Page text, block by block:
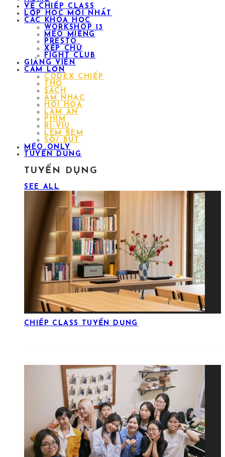
VỀ CHIẾP CLASS
LỚP HỌC MỚI NHẤT
CÁC KHÓA HỌC
WORKSHOP 13
MÉO MIỆNG
PRESTO
XẾP CHỮ
FIGHT CLUB
GIẢNG VIÊN
CÁM LỢN
CODEX CHIẾP
THƠ
SÁCH
ÂM NHẠC
HỘI HỌA
LÀM ĂN
PHIM
RÌ-VIU
LÈM BÈM
SỔ/ BÚT
MÉO ONLY
TUYỂN DỤNG
TUYỂN DỤNG
SEE ALL
CHIẾP CLASS TUYỂN DỤNG